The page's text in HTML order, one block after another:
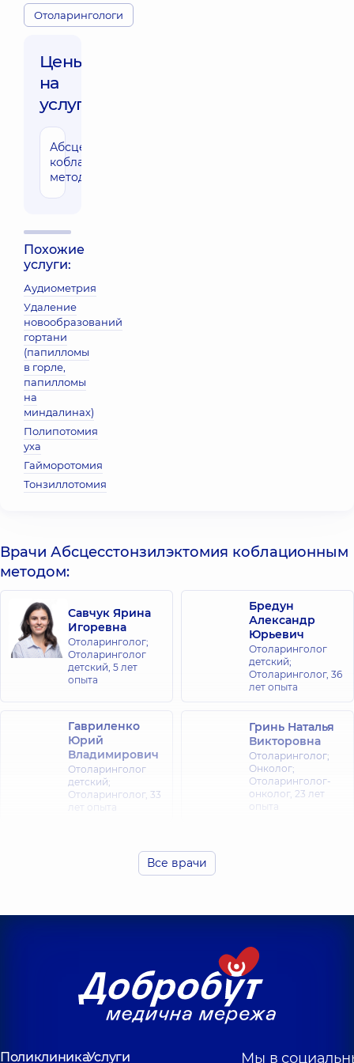
Отоларингологи
Цены
на
услуги:
Абсцесстонзилэктомия
коблационным
методом
Похожие
услуги:
Аудиометрия
Удаление
новообразований
гортани
(папилломы
в горле,
папилломы
на
миндалинах)
Полипотомия
уха
Гайморотомия
Тонзиллотомия
Врачи Абсцесстонзилэктомия коблационным
методом:
Савчук Ярина
Игоревна
Отоларинголог;
Отоларинголог
детский, 5 лет
опыта
Бредун
Александр
Юрьевич
Отоларинголог
детский;
Отоларинголог, 36
лет опыта
Гавриленко
Юрий
Владимирович
Отоларинголог
детский;
Отоларинголог, 33
лет опыта
Гринь Наталья
Викторовна
Отоларинголог;
Онколог;
Отоларинголог-
онколог, 23 лет
опыта
Отоларинголог,5
детский,7 лет
Ирина
Александровна
Отоларинголог;
Отоларинголог
Шуляк Максим
Андреевич
Отоларинголог;
Отоларинголог
Все врачи
ПоликлиникаУслуги
Мы в